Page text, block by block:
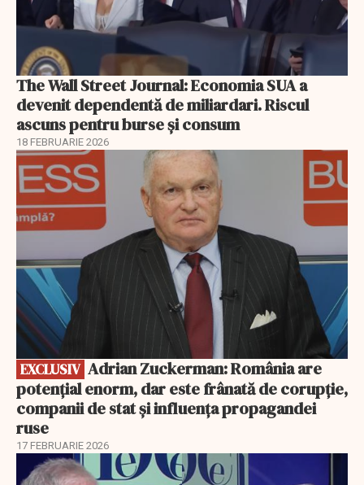
The Wall Street Journal: Economia SUA a
devenit dependentă de miliardari. Riscul
ascuns pentru burse și consum
18 FEBRUARIE 2026
EXCLUSIV
EXCLUSIV
potențial enorm, dar este frânată de corupție,
companii de stat și influența propagandei
ruse
17 FEBRUARIE 2026
EXCLUSIV